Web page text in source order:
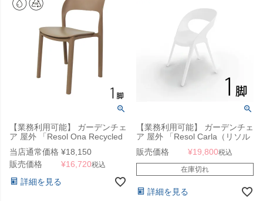
【業務利用可能】 ガーデンチェ
ア 屋外 「Resol Ona Recycled
Chair（リソル オナ リサイクル
チェア）」
当店通常価格 ¥18,150
販売価格
¥16,720税込
詳細を見る
【業務利用可能】 ガーデンチェ
ア 屋外 「Resol Carla（リソル
カーラ チェア）」
販売価格 ¥19,800税込
在庫切れ
詳細を見る